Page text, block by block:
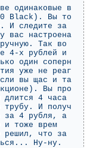
одинаковые в
Black). Вы то
И следите за
вас настроена
Так во
4-х рублей и
один соперн
уже не реаг
вы щас и та
Вы про
длится 4 часа
трубу. И получ
за 4 рубля, а
и тоже врем
что за
Ну-ну.